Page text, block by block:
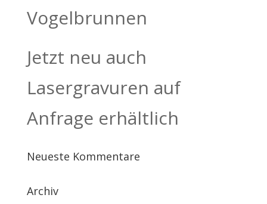
Vogelbrunnen
Jetzt neu auch
Lasergravuren auf
Anfrage erhältlich
Neueste Kommentare
Archiv